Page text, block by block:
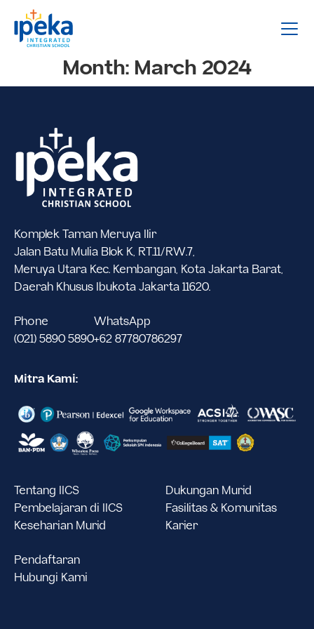
Month: March 2024
Komplek Taman Meruya Ilir
Jalan Batu Mulia Blok K, RT.11/RW.7,
Meruya Utara Kec. Kembangan, Kota Jakarta Barat,
Daerah Khusus Ibukota Jakarta 11620.
Phone
(021) 5890 5890
WhatsApp
+62 87780786297
Mitra Kami:
Tentang IICS
Pembelajaran di IICS
Keseharian Murid
Dukungan Murid
Fasilitas & Komunitas
Karier
Pendaftaran
Hubungi Kami